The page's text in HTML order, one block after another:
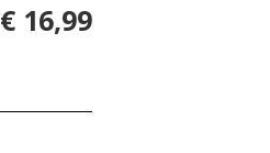
€ 16,99